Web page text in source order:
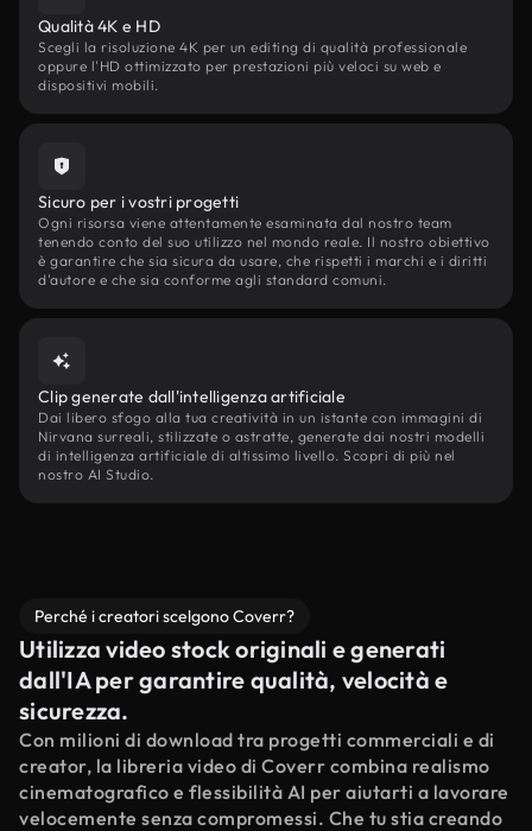
Qualità 4K e HD
Scegli la risoluzione 4K per un editing di qualità professionale
oppure l'HD ottimizzato per prestazioni più veloci su web e
dispositivi mobili.
Sicuro per i vostri progetti
Ogni risorsa viene attentamente esaminata dal nostro team
tenendo conto del suo utilizzo nel mondo reale. Il nostro obiettivo
è garantire che sia sicura da usare, che rispetti i marchi e i diritti
d'autore e che sia conforme agli standard comuni.
Clip generate dall'intelligenza artificiale
Dai libero sfogo alla tua creatività in un istante con immagini di
Nirvana surreali, stilizzate o astratte, generate dai nostri modelli
di intelligenza artificiale di altissimo livello. Scopri di più nel
nostro AI Studio.
Perché i creatori scelgono Coverr?
Utilizza video stock originali e generati
dall'IA per garantire qualità, velocità e
sicurezza.
Con milioni di download tra progetti commerciali e di
creator, la libreria video di Coverr combina realismo
cinematografico e flessibilità AI per aiutarti a lavorare
velocemente senza compromessi. Che tu stia creando